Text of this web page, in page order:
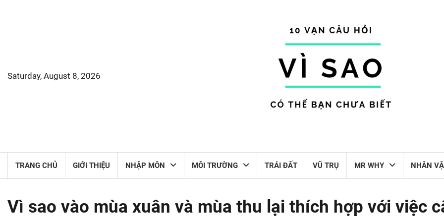
Saturday, August 8, 2026
TRANG CHỦ GIỚI THIỆU NHẬP MÔN MÔI TRƯỜNG TRÁI ĐẤT VŨ TRỤ MR WHY NHÂN
Vì sao vào mùa xuân và mùa thu lại thích hợp với việc